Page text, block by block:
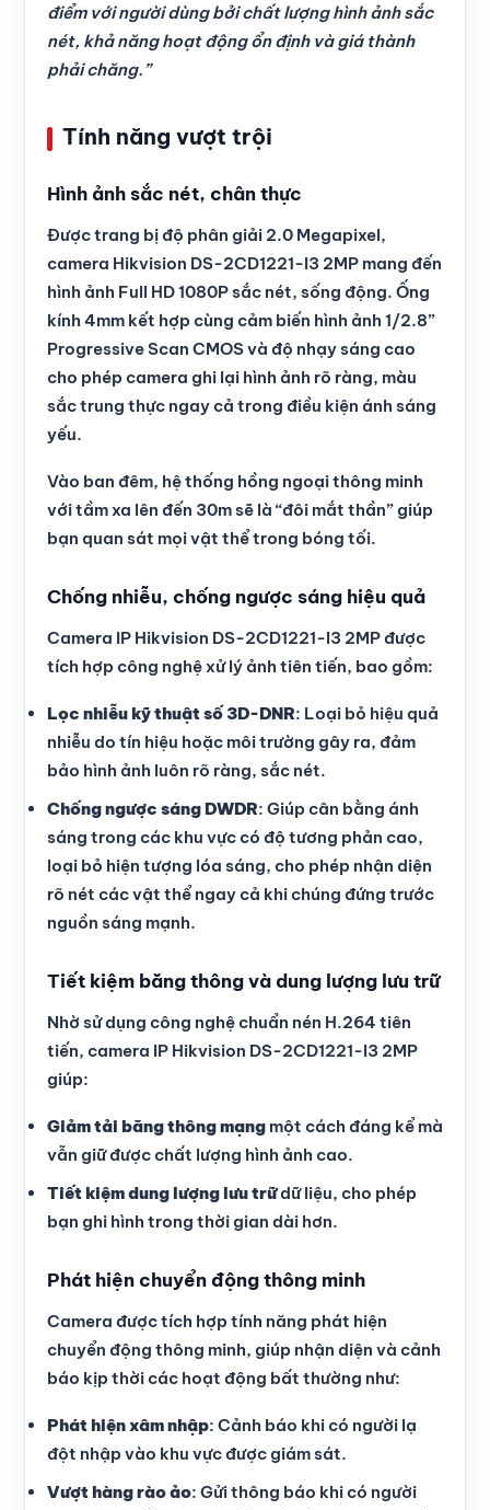
điểm với người dùng bởi chất lượng hình ảnh sắc
nét, khả năng hoạt động ổn định và giá thành
phải chăng.”
Tính năng vượt trội
Hình ảnh sắc nét, chân thực
Được trang bị độ phân giải 2.0 Megapixel,
camera Hikvision DS-2CD1221-I3 2MP mang đến
hình ảnh Full HD 1080P sắc nét, sống động. Ống
kính 4mm kết hợp cùng cảm biến hình ảnh 1/2.8”
Progressive Scan CMOS và độ nhạy sáng cao
cho phép camera ghi lại hình ảnh rõ ràng, màu
sắc trung thực ngay cả trong điều kiện ánh sáng
yếu.
Vào ban đêm, hệ thống hồng ngoại thông minh
với tầm xa lên đến 30m sẽ là “đôi mắt thần” giúp
bạn quan sát mọi vật thể trong bóng tối.
Chống nhiễu, chống ngược sáng hiệu quả
Camera IP Hikvision DS-2CD1221-I3 2MP được
tích hợp công nghệ xử lý ảnh tiên tiến, bao gồm:
Lọc nhiễu kỹ thuật số 3D-DNR: Loại bỏ hiệu quả
nhiễu do tín hiệu hoặc môi trường gây ra, đảm
bảo hình ảnh luôn rõ ràng, sắc nét.
Chống ngược sáng DWDR: Giúp cân bằng ánh
sáng trong các khu vực có độ tương phản cao,
loại bỏ hiện tượng lóa sáng, cho phép nhận diện
rõ nét các vật thể ngay cả khi chúng đứng trước
nguồn sáng mạnh.
Tiết kiệm băng thông và dung lượng lưu trữ
Nhờ sử dụng công nghệ chuẩn nén H.264 tiên
tiến, camera IP Hikvision DS-2CD1221-I3 2MP
giúp:
Giảm tải băng thông mạng một cách đáng kể mà
vẫn giữ được chất lượng hình ảnh cao.
Tiết kiệm dung lượng lưu trữdữ liệu, cho phép
bạn ghi hình trong thời gian dài hơn.
Phát hiện chuyển động thông minh
Camera được tích hợp tính năng phát hiện
chuyển động thông minh, giúp nhận diện và cảnh
báo kịp thời các hoạt động bất thường như:
Phát hiện xâm nhập: Cảnh báo khi có người lạ
đột nhập vào khu vực được giám sát.
Vượt hàng rào ảo: Gửi thông báo khi có người